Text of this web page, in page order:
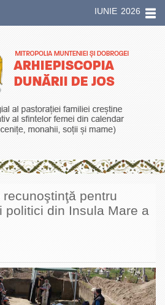
IUNIE 2026
pentru
politici din Insula Mare a